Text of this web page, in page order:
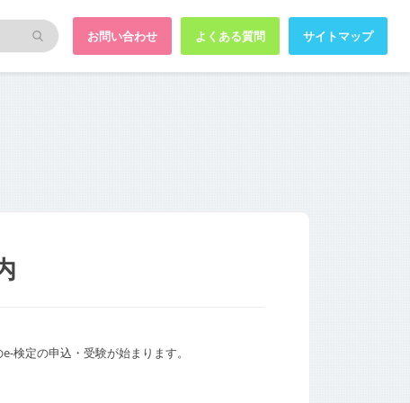
お問い合わせ よくある質問 サイトマップ
検定の申込・受験が始まります。